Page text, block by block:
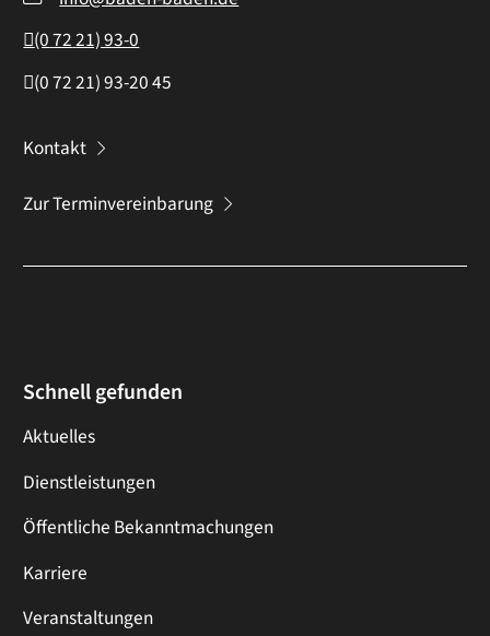
(07221) 93-0
(07221) 93-2045
Kontakt
Zur Terminvereinbarung
Schnell gefunden
Aktuelles
Dienstleistungen
Öffentliche Bekanntmachungen
Karriere
Veranstaltungen